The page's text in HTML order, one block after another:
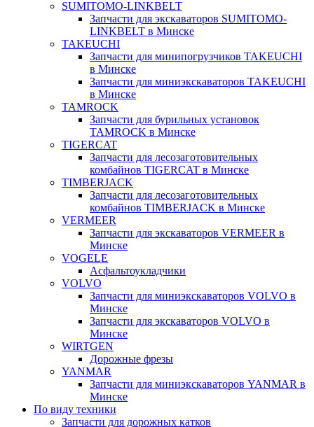
SUMITOMO-LINKBELT
Запчасти для экскаваторов SUMITOMO-
LINKBELT в Минске
TAKEUCHI
Запчасти для минипогрузчиков TAKEUCHI
в Минске
Запчасти для миниэкскаваторов TAKEUCHI
в Минске
TAMROCK
Запчасти для бурильных установок
TAMROCK в Минске
TIGERCAT
Запчасти для лесозаготовительных
комбайнов TIGERCAT в Минске
TIMBERJACK
Запчасти для лесозаготовительных
комбайнов TIMBERJACK в Минске
VERMEER
Запчасти для экскаваторов VERMEER в
Минске
VOGELE
Асфальтоукладчики
VOLVO
Запчасти для миниэкскаваторов VOLVO в
Минске
Запчасти для экскаваторов VOLVO в
Минске
WIRTGEN
Дорожные фрезы
YANMAR
Запчасти для миниэкскаваторов YANMAR в
Минске
По виду техники
Запчасти для дорожных катков